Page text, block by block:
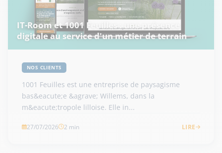
IT-Room et 1001 Feuilles : une présence
digitale au service d'un métier de terrain
NOS CLIENTS
1001 Feuilles est une entreprise de paysagisme
bas&eacute;e &agrave; Willems, dans la
m&eacute;tropole lilloise. Elle in...
27/07/2026 2 min LIRE